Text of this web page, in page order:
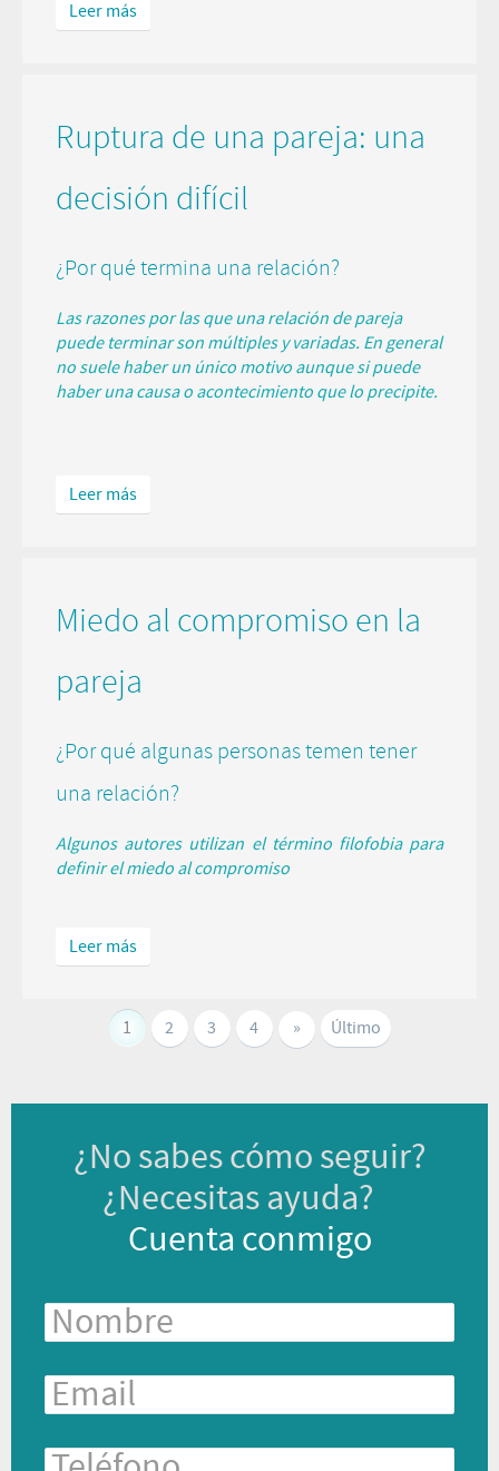
Leer más
Ruptura de una pareja: una
decisión difícil
¿Por qué termina una relación?
Las razones por las que una relación de pareja
puede terminar son múltiples y variadas. En general
no suele haber un único motivo aunque si puede
haber una causa o acontecimiento que lo precipite.
Leer más
Miedo al compromiso en la
pareja
¿Por qué algunas personas temen tener
una relación?
Algunos autores utilizan el término filofobia para
definir el miedo al compromiso
Leer más
1 2 3 4 » Último
¿No sabes cómo seguir?
¿Necesitas ayuda?
Cuenta conmigo